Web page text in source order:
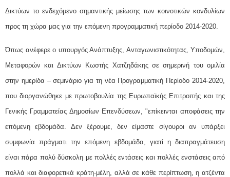
Δικτύων το ενδεχόμενο σημαντικής μείωσης των κοινοτικών κονδυλίων
προς τη χώρα μας για την επόμενη προγραμματική περίοδο 2014-2020.
Όπως ανέφερε ο υπουργός Ανάπτυξης, Ανταγωνιστικότητας, Υποδομών,
Μεταφορών και Δικτύων Κωστής Χατζηδάκης σε σημερινή του ομιλία
στην ημερίδα – σεμινάριο για τη νέα Προγραμματική Περίοδο 2014-2020,
που διοργανώθηκε με πρωτοβουλία της Ευρωπαϊκής Επιτροπής και της
Γενικής Γραμματείας Δημοσίων Επενδύσεων, "επίκεινται αποφάσεις την
επόμενη εβδομάδα. Δεν ξέρουμε, δεν είμαστε σίγουροι αν υπάρξει
συμφωνία πράγματι την επόμενη εβδομάδα, γιατί η διαπραγμάτευση
είναι πάρα πολύ δύσκολη με πολλές εντάσεις και πολλές ενστάσεις από
πολλά και διαφορετικά κράτη-μέλη, αλλά σε κάθε περίπτωση, η ατζέντα